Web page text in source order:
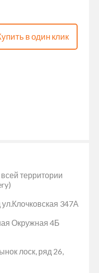
в один клик
территории
ул.Клочковская 347А
Окружная 4Б
лоск, ряд 26,